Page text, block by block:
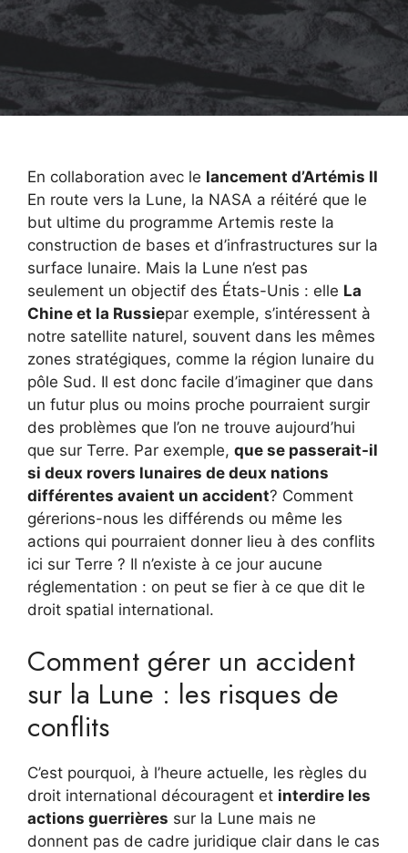
En collaboration avec le lancement d’Artémis II
En route vers la Lune, la NASA a réitéré que le
but ultime du programme Artemis reste la
construction de bases et d’infrastructures sur la
surface lunaire. Mais la Lune n’est pas
seulement un objectif des États-Unis : elle La
Chine et la Russiepar exemple, s’intéressent à
notre satellite naturel, souvent dans les mêmes
zones stratégiques, comme la région lunaire du
pôle Sud. Il est donc facile d’imaginer que dans
un futur plus ou moins proche pourraient surgir
des problèmes que l’on ne trouve aujourd’hui
que sur Terre. Par exemple, que se passerait-il
si deux rovers lunaires de deux nations
différentes avaient un accident? Comment
gérerions-nous les différends ou même les
actions qui pourraient donner lieu à des conflits
ici sur Terre ? Il n’existe à ce jour aucune
réglementation : on peut se fier à ce que dit le
droit spatial international.
Comment gérer un accident
sur la Lune : les risques de
conflits
C’est pourquoi, à l’heure actuelle, les règles du
droit international découragent et interdire les
actions guerrières sur la Lune mais ne
donnent pas de cadre juridique clair dans le cas